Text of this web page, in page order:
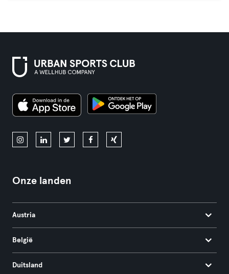
Onze landen
Austria
België
Duitsland